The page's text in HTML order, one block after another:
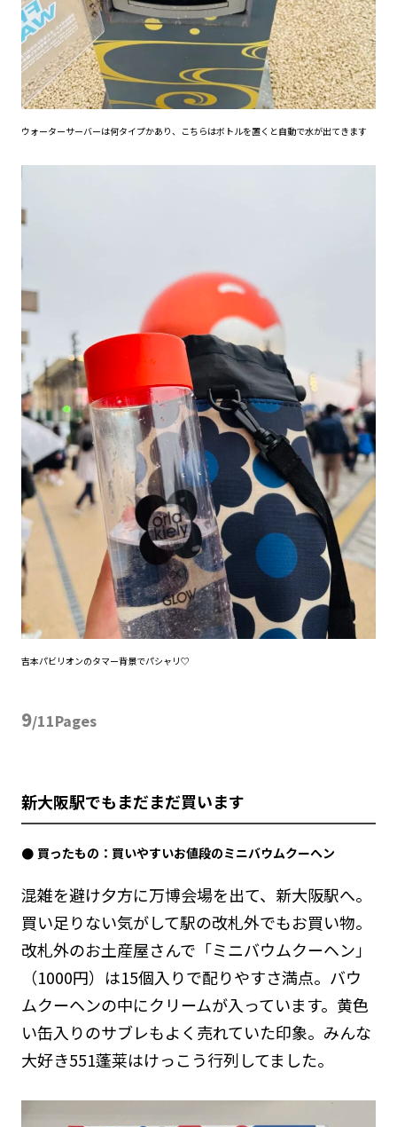
ウォーターサーバーは何タイプかあり、こちらはボトルを置くと自動で水が出てきます
吉本パビリオンのタマー背景でパシャリ♡
9/11Pages
新大阪駅でもまだまだ買います
買ったもの：買いやすいお値段のミニバウムクーヘン
混雑を避け夕方に万博会場を出て、新大阪駅へ。
買い足りない気がして駅の改札外でもお買い物。
改札外のお土産屋さんで「ミニバウムクーヘン」
（1000円）は15個入りで配りやすさ満点。バウ
ムクーヘンの中にクリームが入っています。黄色
い缶入りのサブレもよく売れていた印象。みんな
大好き551蓬莱はけっこう行列してました。